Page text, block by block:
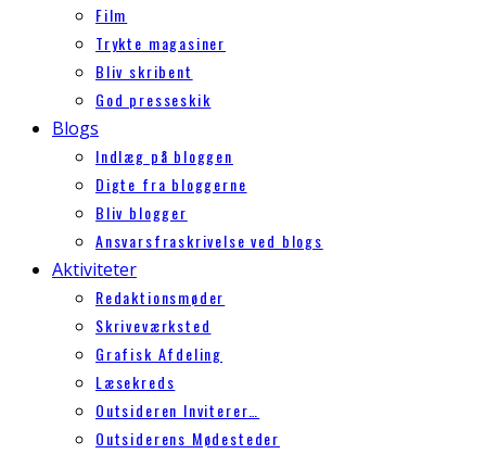
Film
Trykte magasiner
Bliv skribent
God presseskik
Blogs
Indlæg på bloggen
Digte fra bloggerne
Bliv blogger
Ansvarsfraskrivelse ved blogs
Aktiviteter
Redaktionsmøder
Skriveværksted
Grafisk Afdeling
Læsekreds
Outsideren Inviterer…
Outsiderens Mødesteder